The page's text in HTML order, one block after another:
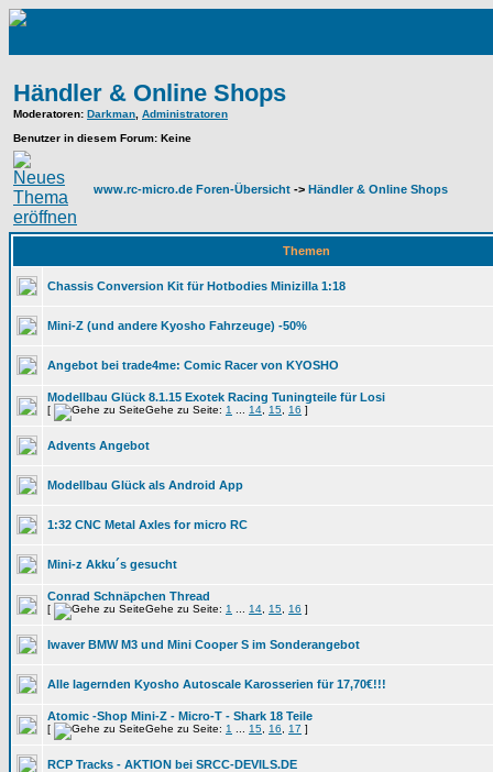
Händler & Online Shops
Moderatoren: Darkman Administratoren
Benutzer in diesem Forum: Keine
www.rc-micro.de Foren-Übersicht -> Händler & Online Shops
Themen
Chassis Conversion Kit für Hotbodies Minizilla 1:18
Mini-Z (und andere Kyosho Fahrzeuge) -50%
Angebot bei trade4me: Comic Racer von KYOSHO
Modellbau Glück 8.1.15 Exotek Racing Tuningteile für Losi
[ Gehe zu Seite: 1 14 15 16 ]
Advents Angebot
Modellbau Glück als Android App
1:32 CNC Metal Axles for micro RC
Mini-z Akku´s gesucht
Conrad Schnäpchen Thread
[ Gehe zu Seite: 1 14 15 16 ]
Iwaver BMW M3 und Mini Cooper S im Sonderangebot
Alle lagernden Kyosho Autoscale Karosserien für 17,70€!!!
Atomic -Shop Mini-Z - Micro-T - Shark 18 Teile
[ Gehe zu Seite: 1 15 16 17 ]
RCP Tracks - AKTION bei SRCC-DEVILS.DE